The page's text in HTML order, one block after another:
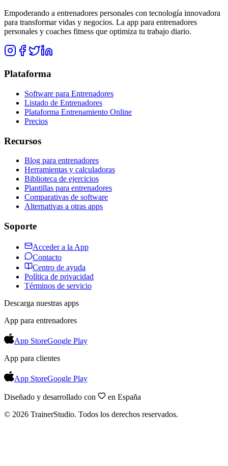
Empoderando a entrenadores personales con tecnología innovadora
para transformar vidas y negocios. La app para entrenadores
personales y coaches fitness que optimiza tu trabajo diario.
Plataforma
Software para Entrenadores
Listado de Entrenadores
Plataforma Entrenamiento Online
Precios
Recursos
Blog para entrenadores
Herramientas y calculadoras
Biblioteca de ejercicios
Plantillas para entrenadores
Comparativas de software
Alternativas a otras apps
Soporte
Acceder a la App
Contacto
Centro de ayuda
Política de privacidad
Términos de servicio
Descarga nuestras apps
App para entrenadores
App StoreGoogle Play
App para clientes
App StoreGoogle Play
Diseñado y desarrollado con
en España
© 2026 TrainerStudio. Todos los derechos reservados.